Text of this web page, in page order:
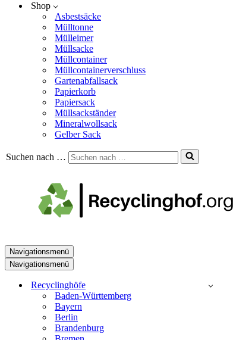
Shop
Asbestsäcke
Mülltonne
Mülleimer
Müllsacke
Müllcontainer
Müllcontainerverschluss
Gartenabfallsack
Papierkorb
Papiersack
Müllsackständer
Mineralwollsack
Gelber Sack
Suchen nach …
Navigationsmenü
Navigationsmenü
Recyclinghöfe
Baden-Württemberg
Bayern
Berlin
Brandenburg